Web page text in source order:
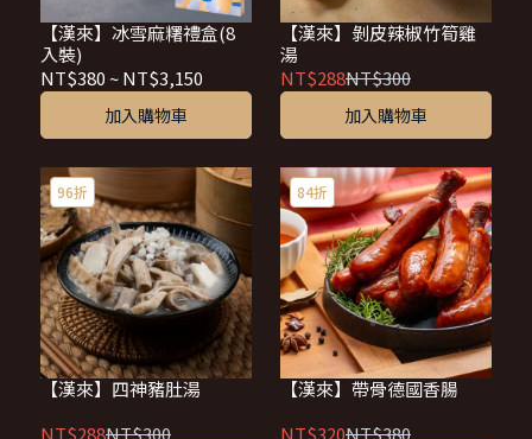
【漢來】冰雪麻糬禮盒(8
入裝)
NT$380 ~NT$3,150
加入購物車
【漢來】剝皮辣椒竹筍雞
湯
NT$288NT$300
加入購物車
96折
【漢來】四神豬肚湯
NT$288NT$300
84折
【漢來】帶骨德國香腸
NT$320NT$380